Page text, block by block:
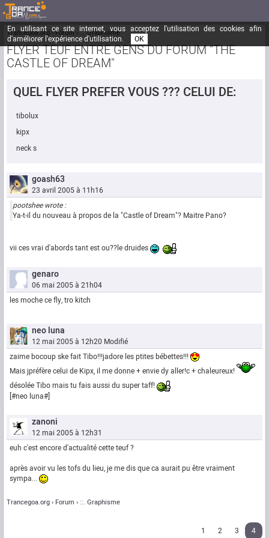
En utilisant ce site internet, vous acceptez l'utilisation des cookies afin
d'améliorer l'expérience d'utilisation.
OK
Trancegoa.org Forum ::. Graphisme
FLYER TEUF ENTRE GENS DU FORUM "THE
CASTLE OF DREAM"
QUEL FLYER PREFER VOUS ??? CELUI DE:
tibolux
kipx
neck s
goash63
23 avril 2005 à 11h16
pootshee wrote :
Ya-t-il du nouveau à propos de la "Castle of Dream"? Maitre Pano?
vii ces vrai d'abords tant est ou??le druides
genaro
06 mai 2005 à 21h04
les moche ce fly, tro kitch
neo luna
12 mai 2005 à 12h20 Modifié
zaime bocoup ske fait Tibo!!!jadore les ptites bébettes!!!
Mais jpréfère celui de Kipx, il me donne + envie dy aller!c + chaleureux!
désolée Tibo mais tu fais aussi du super taff!
[#neo luna#]
zanoni
12 mai 2005 à 12h31
euh c'est encore d'actualité cette teuf ?
après avoir vu les tofs du lieu, je me dis que ca aurait pu être vraiment
sympa...
Trancegoa.org Forum ::. Graphisme
1 2 3 4